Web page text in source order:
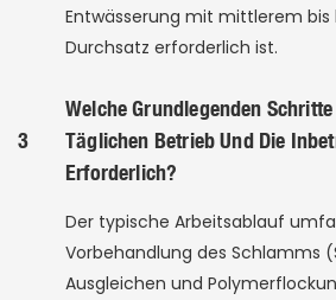
Entwässerung mit mittlerem bis
Durchsatz erforderlich ist.
3
Welche Grundlegenden
Täglichen Betrieb Und Die
Erforderlich?
Der typische Arbeitsablauf
Vorbehandlung des Schlamms
Ausgleichen und